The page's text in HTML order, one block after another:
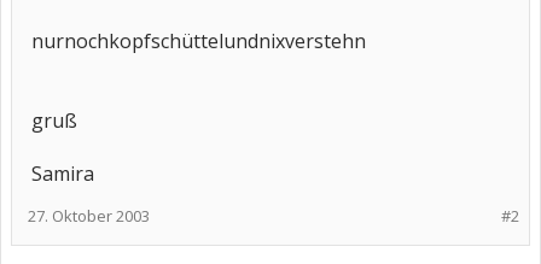
nurnochkopfschüttelundnixverstehn
gruß
Samira
#2
27. Oktober 2003